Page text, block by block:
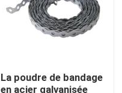
La poudre de bandage
en acier galvanisée